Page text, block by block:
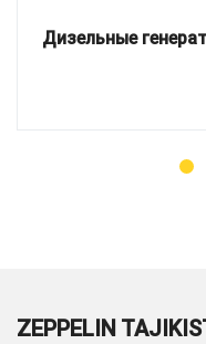
Дизельные
ZEPPELIN